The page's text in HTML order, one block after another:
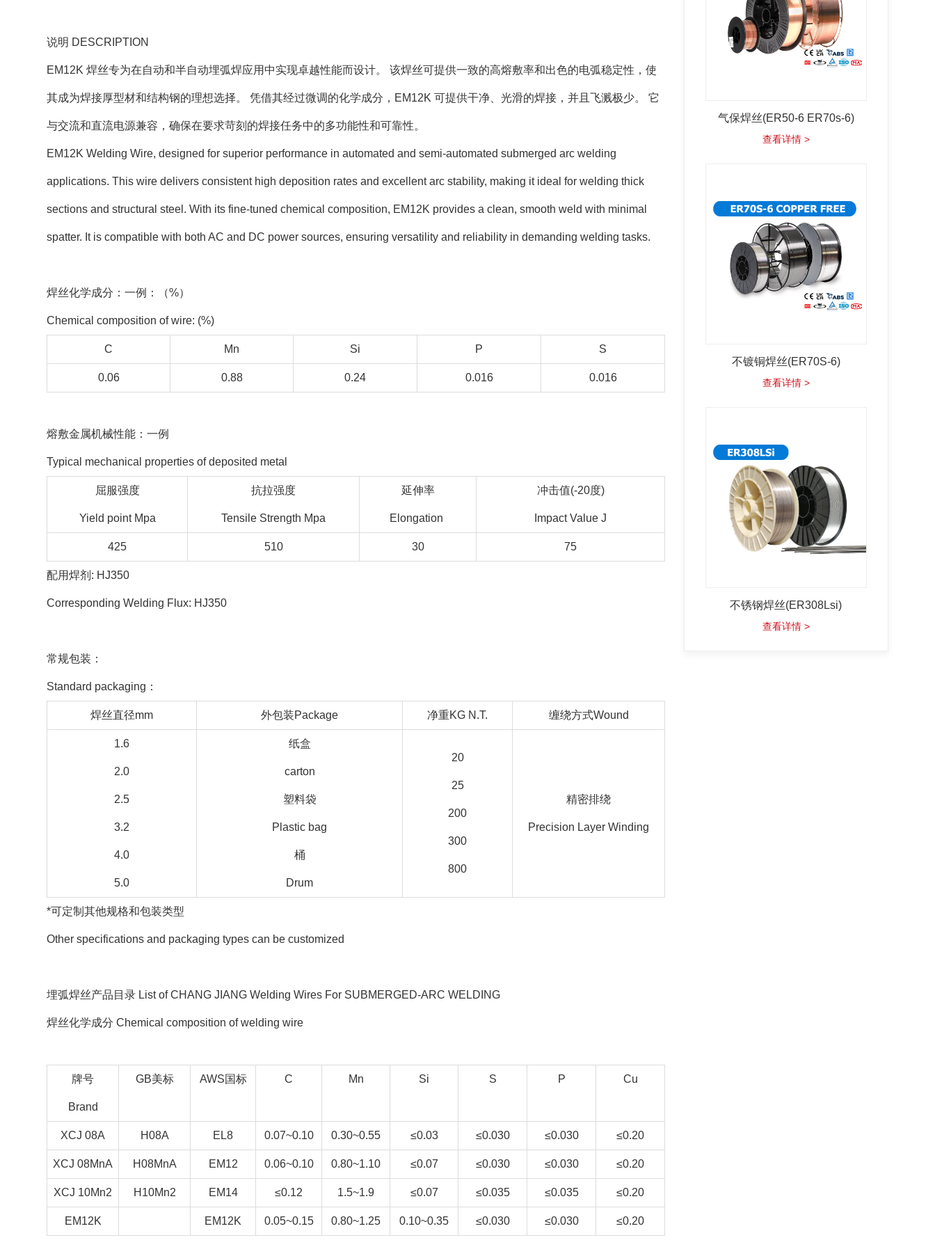
气保焊丝(ER50-6 ER70s-6)
查看详情 >
不镀铜焊丝(ER70S-6)
查看详情 >
不锈钢焊丝(ER308Lsi)
查看详情 >
说明 DESCRIPTION
EM12K 焊丝专为在自动和半自动埋弧焊应用中实现卓越性能而设计。 该焊丝可提供一致的高熔敷率和出色的电弧稳定性，使
其成为焊接厚型材和结构钢的理想选择。 凭借其经过微调的化学成分，EM12K 可提供干净、光滑的焊接，并且飞溅极少。 它
与交流和直流电源兼容，确保在要求苛刻的焊接任务中的多功能性和可靠性。
EM12K Welding Wire, designed for superior performance in automated and semi-automated submerged arc welding
applications. This wire delivers consistent high deposition rates and excellent arc stability, making it ideal for welding thick
sections and structural steel. With its fine-tuned chemical composition, EM12K provides a clean, smooth weld with minimal
spatter. It is compatible with both AC and DC power sources, ensuring versatility and reliability in demanding welding tasks.
焊丝化学成分：一例：（%）
Chemical composition of wire: (%)
C Mn Si P S
0.06 0.88 0.24 0.016 0.016
熔敷金属机械性能：一例
Typical mechanical properties of deposited metal
屈服强度
Yield point Mpa
抗拉强度
Tensile Strength Mpa
延伸率
Elongation
冲击值(-20度)
Impact Value J
425 510 30 75
配用焊剂: HJ350
Corresponding Welding Flux: HJ350
常规包装：
Standard packaging：
焊丝直径mm 外包装Package 净重KG N.T. 缠绕方式Wound
1.6
2.0
2.5
3.2
4.0
5.0
纸盒
carton
塑料袋
Plastic bag
桶
Drum
20
25
200
300
800
精密排绕
Precision Layer Winding
*可定制其他规格和包装类型
Other specifications and packaging types can be customized
埋弧焊丝产品目录 List of CHANG JIANG Welding Wires For SUBMERGED-ARC WELDING
焊丝化学成分 Chemical composition of welding wire
牌号
Brand
GB美标 AWS国标 C Mn Si S P Cu
XCJ 08A H08A EL8 0.07~0.10 0.30~0.55 ≤0.03 ≤0.030 ≤0.030 ≤0.20
XCJ 08MnA H08MnA EM12 0.06~0.10 0.80~1.10 ≤0.07 ≤0.030 ≤0.030 ≤0.20
XCJ 10Mn2 H10Mn2 EM14 ≤0.12 1.5~1.9 ≤0.07 ≤0.035 ≤0.035 ≤0.20
EM12K EM12K 0.05~0.15 0.80~1.25 0.10~0.35 ≤0.030 ≤0.030 ≤0.20